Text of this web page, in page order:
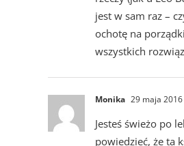
jest w sam raz –
ochotę na
wszystkich
Monika 29 maja
Jesteś świeżo po
powiedzieć, że ta